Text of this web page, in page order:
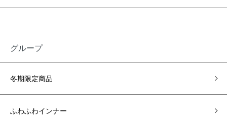
グループ
冬期限定商品
ふわふわインナー